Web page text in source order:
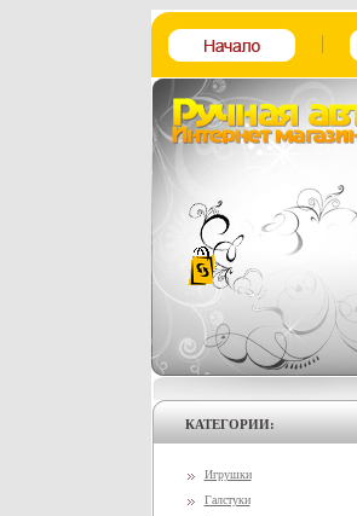
КАТЕГОРИИ:
Игрушки
Галстуки